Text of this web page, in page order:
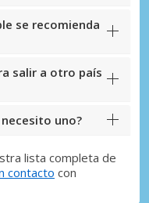
se recomienda
salir a otro país
uno?
lista completa de
contacto con